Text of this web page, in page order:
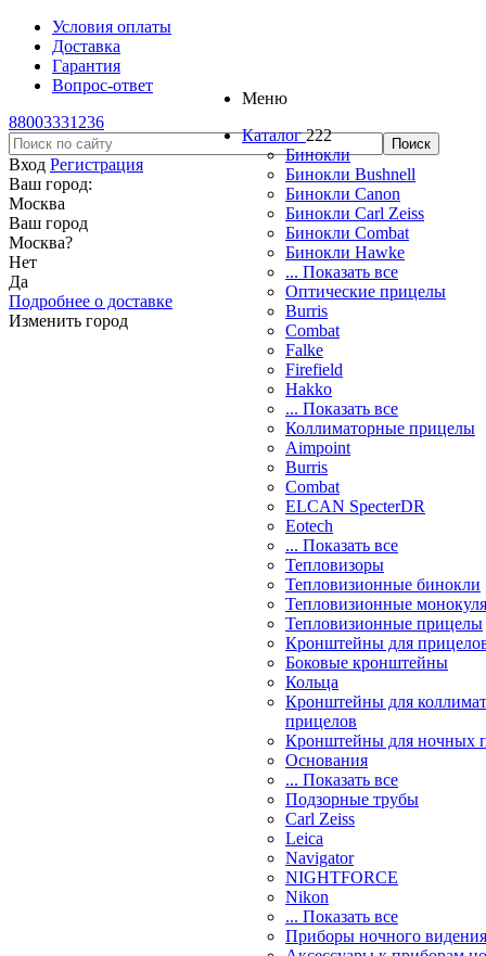
Условия оплаты
Доставка
Гарантия
Вопрос-ответ
88003331236
Вход Регистрация
Ваш город:
Москва
Ваш город
Москва?
Нет
Да
Подробнее о доставке
Изменить город
Меню
Каталог 222
Бинокли
Бинокли Bushnell
Бинокли Canon
Бинокли Carl Zeiss
Бинокли Combat
Бинокли Hawke
... Показать все
Оптические прицелы
Burris
Combat
Falke
Firefield
Hakko
... Показать все
Коллиматорные прицелы
Aimpoint
Burris
Combat
ELCAN SpecterDR
Eotech
... Показать все
Тепловизоры
Тепловизионные бинокли
Тепловизионные
Тепловизионные прицелы
Кронштейны для
Боковые кронштейны
Кольца
Кронштейны для
прицелов
Кронштейны для ночных
Основания
... Показать все
Подзорные трубы
Carl Zeiss
Leica
Navigator
NIGHTFORCE
Nikon
... Показать все
Приборы ночного видения